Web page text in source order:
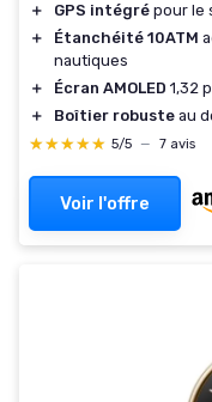
＋ GPS intégré pour le
＋
Étanchéité 10ATM
nautiques
＋
Écran AMOLED 1,32
＋
Boîtier robuste au
★★★★★
★★★★★ 5/5 — 7 avis
Voir l'offre